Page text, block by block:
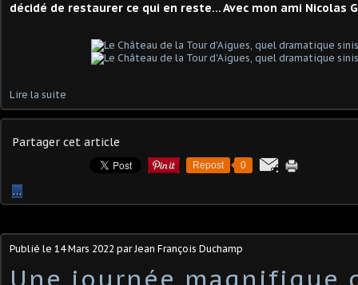
décidé de restaurer ce qui en reste... Avec mon ami Nicolas
Lire la suite
Partager cet article
Repost 0
…
Publié le 14 Mars 2022 par Jean François Duchamp
Une journée magnifique